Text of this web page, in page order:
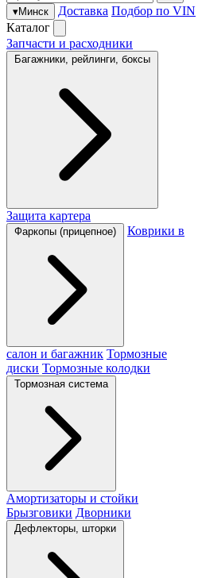
▾Минск Доставка Подбор по VIN
Каталог
Запчасти и расходники
Багажники, рейлинги, боксы
Защита картера
Фаркопы (прицепное) Коврики в
салон и багажник Тормозные
диски Тормозные колодки
Тормозная система
Амортизаторы и стойки
Брызговики Дворники
Дефлекторы, шторки